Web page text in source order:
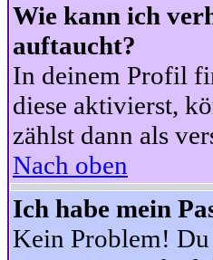
Wie kann ich
auftaucht?
In deinem Profil
diese aktivierst,
zählst dann als
Nach oben
Ich habe mein
Kein Problem! Du